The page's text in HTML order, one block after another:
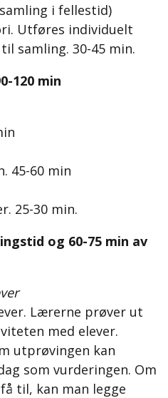
i fellestid)
Utføres individuelt
samling. 30-45 min.
120 min
45-60 min
25-30 min.
og 60-75 min av
Lærerne prøver ut
med elever.
utprøvingen kan
som vurderingen. Om
til, kan man legge